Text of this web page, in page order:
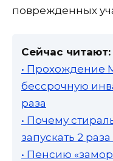
поврежденных
Сейчас читают:
• Прохождение
бессрочную
раза
• Почему
запускать 2
• Пенсию